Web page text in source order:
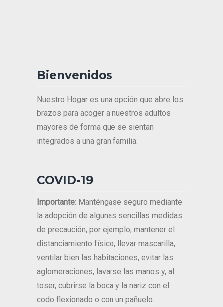
Bienvenidos
Nuestro Hogar es una opción que abre los
brazos para acoger a nuestros adultos
mayores de forma que se sientan
integrados a una gran familia.
COVID-19
Importante: Manténgase seguro mediante
la adopción de algunas sencillas medidas
de precaución, por ejemplo, mantener el
distanciamiento físico, llevar mascarilla,
ventilar bien las habitaciones, evitar las
aglomeraciones, lavarse las manos y, al
toser, cubrirse la boca y la nariz con el
codo flexionado o con un pañuelo.